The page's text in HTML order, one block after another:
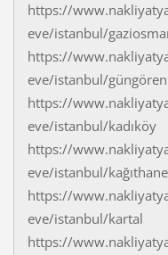
https://
eve/istanbul/
https://
eve/istanbul/güngören
https://
eve/istanbul/kadıköy
https://
eve/istanbul/kağıthane
https://
eve/istanbul/kartal
https://